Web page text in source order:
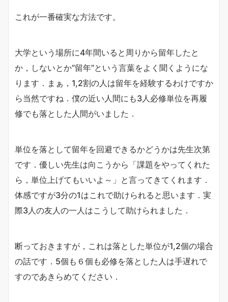
これが一番確実な方法です。
大学という場所に4年間いると周りから留年したと
か，しないとか”留年”という言葉をよく聞くようにな
ります．まぁ，1,2割の人は留年を経験するわけですか
ら当然ですね．僕の近い人間にも3人必修単位を再履
修でも落とした人間がいました．
単位を落として留年を回避できるかどうかは先生次第
です．優しい先生は向こうから「課題をやってくれた
ら，単位上げてもいいよ～」と言ってきてくれます．
体感ですが3分の1はこれで助けられると思います．実
際3人の友人の一人はこうして助けられました．
断っておきますが，これは落とした単位が1,2個の場合
の話です．5個も６個も必修を落とした人は手遅れで
すのであきらめてください．